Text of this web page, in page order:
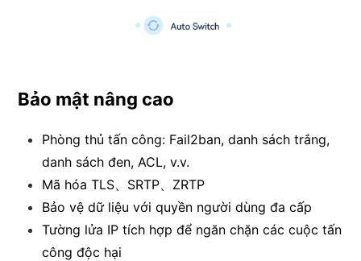
Bảo mật nâng cao
Phòng thủ tấn công: Fail2ban, danh sách trắng,
danh sách đen, ACL, v.v.
Mã hóa TLS、SRTP、ZRTP
Bảo vệ dữ liệu với quyền người dùng đa cấp
Tường lửa IP tích hợp để ngăn chặn các cuộc tấn
công độc hại